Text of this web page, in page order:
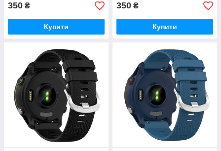
350 ₴
Купити
350 ₴
Купити